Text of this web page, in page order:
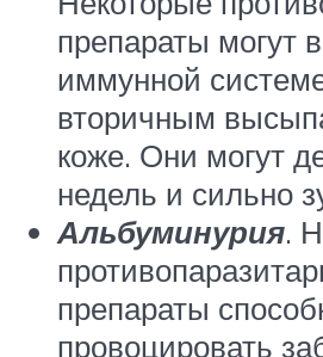
препараты могут
иммунной
вторичным
коже. Они могут
недель и сильно
Альбуминурия.
препараты
провоцировать